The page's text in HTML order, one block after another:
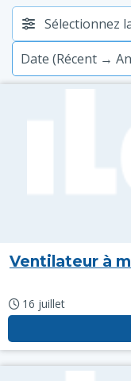
Sélectionnez
Ventilateur à
16 juillet